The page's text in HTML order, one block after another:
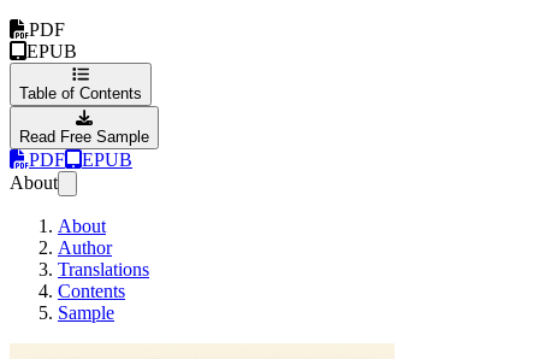
PDF
EPUB
Table of Contents
Read Free Sample
PDF
EPUB
About
About
Author
Translations
Contents
Sample